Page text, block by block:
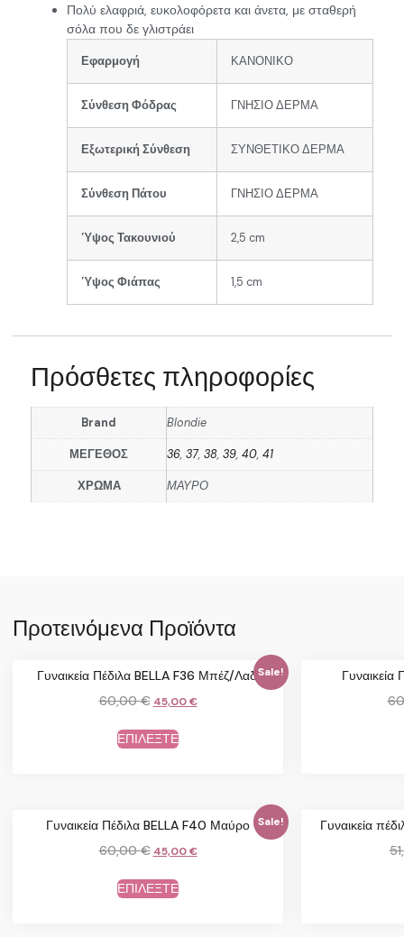
Πολύ ελαφριά, ευκολοφόρετα και άνετα, με σταθερή
σόλα που δε γλιστράει
Εφαρμογή ΚΑΝΟΝΙΚΟ
Σύνθεση Φόδρας ΓΝΗΣΙΟ ΔΕΡΜΑ
Εξωτερική Σύνθεση ΣΥΝΘΕΤΙΚΟ ΔΕΡΜΑ
Σύνθεση Πάτου ΓΝΗΣΙΟ ΔΕΡΜΑ
Ύψος Τακουνιού 2,5 cm
Ύψος Φιάπας 1,5 cm
Πρόσθετες πληροφορίες
Brand Blondie
ΜΕΓΕΘΟΣ 36, 37, 38, 39, 40, 41
ΧΡΩΜΑ ΜΑΥΡΟ
Προτεινόμενα Προϊόντα
Sale!
Γυναικεία Πέδιλα BELLA F36 Μπέζ/Λαδί
60,00€ 45,00€
ΕΠΙΛΕΞΤΕ
Γυναικεία
Sale!
Γυναικεία Πέδιλα BELLA F40 Μαύρο
60,00€ 45,00€
ΕΠΙΛΕΞΤΕ
Γυναικεία